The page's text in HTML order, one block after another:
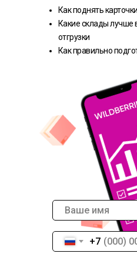
+7
Как поднять
Какие склады лучше
отгрузки
Как правильно